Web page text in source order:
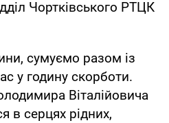
Чортківського РТЦК
сумуємо разом із
у годину скорботи.
Віталійовича
в серцях рідних,